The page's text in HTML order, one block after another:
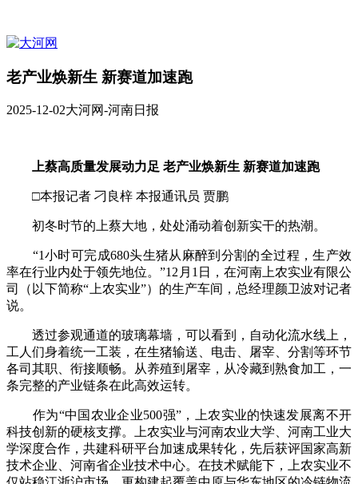
老产业焕新生 新赛道加速跑
2025-12-02大河网-河南日报
上蔡高质量发展动力足 老产业焕新生 新赛道加速跑
□本报记者 刁良梓 本报通讯员 贾鹏
初冬时节的上蔡大地，处处涌动着创新实干的热潮。
“1小时可完成680头生猪从麻醉到分割的全过程，生产效
率在行业内处于领先地位。”12月1日，在河南上农实业有限公
司（以下简称“上农实业”）的生产车间，总经理颜卫波对记者
说。
透过参观通道的玻璃幕墙，可以看到，自动化流水线上，
工人们身着统一工装，在生猪输送、电击、屠宰、分割等环节
各司其职、衔接顺畅。从养殖到屠宰，从冷藏到熟食加工，一
条完整的产业链条在此高效运转。
作为“中国农业企业500强”，上农实业的快速发展离不开
科技创新的硬核支撑。上农实业与河南农业大学、河南工业大
学深度合作，共建科研平台加速成果转化，先后获评国家高新
技术企业、河南省企业技术中心。在技术赋能下，上农实业不